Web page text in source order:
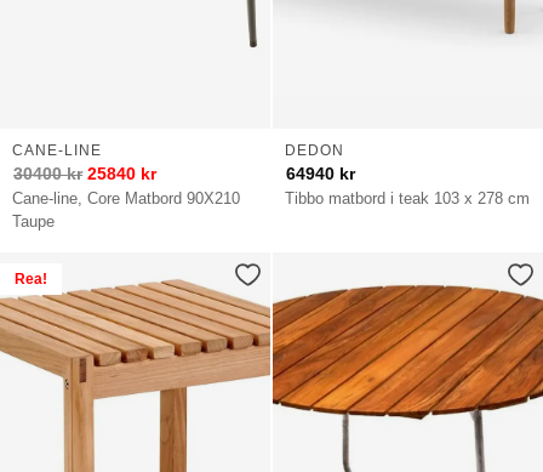
Cane-line, Core Matbord 90X210
Taupe
CANE-LINE
30400kr 25840 kr
Tibbo matbord i teak 103 x 278 cm
DEDON
64940 kr
Rea!